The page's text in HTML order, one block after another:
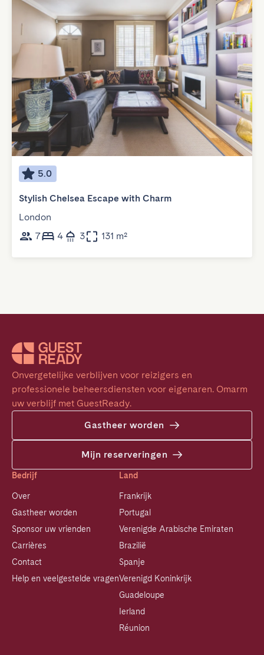
5.0
Stylish Chelsea Escape with Charm
London
7
4 3 131 m²
Onvergetelijke verblijven voor reizigers en
professionele beheersdiensten voor eigenaren. Omarm
uw verblijf met GuestReady.
Gastheer worden
Mijn reserveringen
Bedrijf
Over
Gastheer worden
Sponsor uw vrienden
Carrières
Contact
Help en veelgestelde vragen
Land
Frankrijk
Portugal
Verenigde Arabische Emiraten
Brazilië
Spanje
Verenigd Koninkrijk
Guadeloupe
Ierland
Réunion